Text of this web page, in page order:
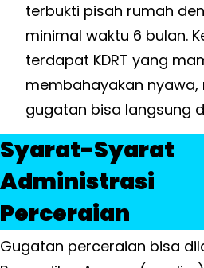
terbukti pisah rumah
minimal waktu 6 bulan.
terdapat KDRT yang
membahayakan nyawa,
gugatan bisa langsung
Syarat-Syarat
Administrasi
Perceraian
Gugatan perceraian bisa